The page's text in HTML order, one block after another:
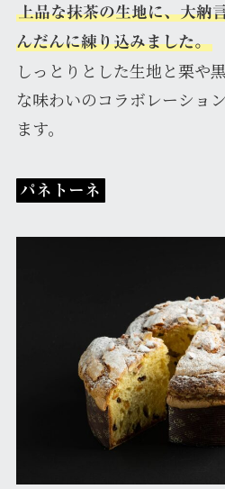
上品な抹茶の生地に、大納
んだんに練り込みました。
しっとりとした生地と栗や
な味わいのコラボレーショ
ます。
パネトーネ